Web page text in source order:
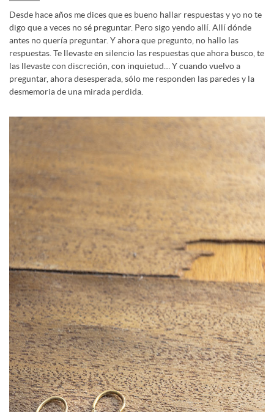
Desde hace años me dices que es bueno hallar respuestas y yo no te
digo que a veces no sé preguntar. Pero sigo yendo allí. Allí dónde
antes no quería preguntar. Y ahora que pregunto, no hallo las
respuestas. Te llevaste en silencio las respuestas que ahora busco, te
las llevaste con discreción, con inquietud… Y cuando vuelvo a
preguntar, ahora desesperada, sólo me responden las paredes y la
desmemoria de una mirada perdida.